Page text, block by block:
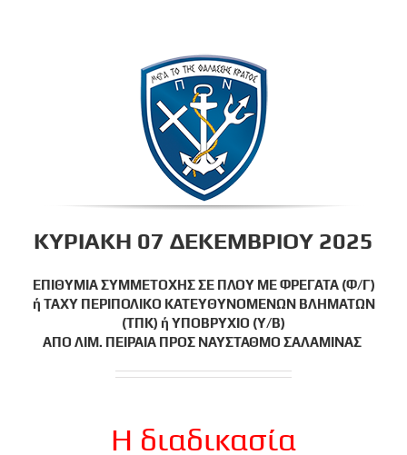
ΚΥΡΙΑΚΗ 07 ΔΕΚΕΜΒΡΙΟΥ 2025
ΕΠΙΘΥΜΙΑ ΣΥΜΜΕΤΟΧΗΣ ΣΕ ΠΛΟΥ ΜΕ ΦΡΕΓΑΤΑ (Φ/Γ)
ή ΤΑΧΥ ΠΕΡΙΠΟΛΙΚΟ ΚΑΤΕΥΘΥΝΟΜΕΝΩΝ ΒΛΗΜΑΤΩΝ
(ΤΠΚ) ή ΥΠΟΒΡΥΧΙΟ (Υ/Β)
ΑΠΟ ΛΙΜ. ΠΕΙΡΑΙΑ ΠΡΟΣ ΝΑΥΣΤΑΘΜΟ ΣΑΛΑΜΙΝΑΣ
Η διαδικασία